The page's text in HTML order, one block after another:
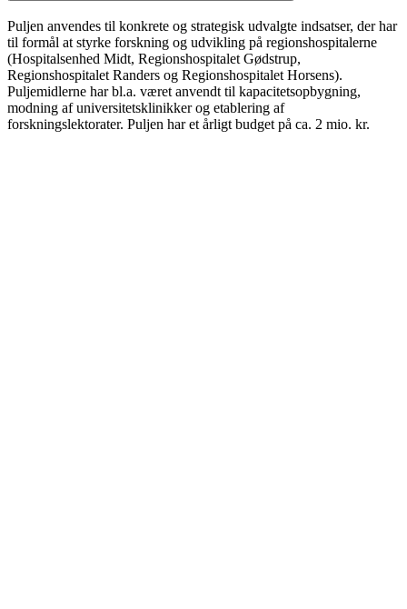
Puljen anvendes til konkrete og strategisk udvalgte indsatser, der har
til formål at styrke forskning og udvikling på regionshospitalerne
(Hospitalsenhed Midt, Regionshospitalet Gødstrup,
Regionshospitalet Randers og Regionshospitalet Horsens).
Puljemidlerne har bl.a. været anvendt til kapacitetsopbygning,
modning af universitetsklinikker og etablering af
forskningslektorater. Puljen har et årligt budget på ca. 2 mio. kr.